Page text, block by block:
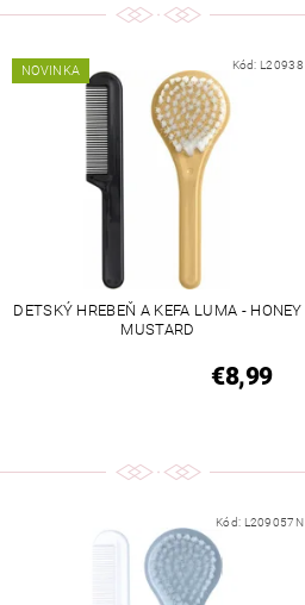
NOVINKA Kód: L20938
DETSKÝ HREBEŇ A KEFA LUMA - HONEY
MUSTARD
€8,99
Kód: L209057N